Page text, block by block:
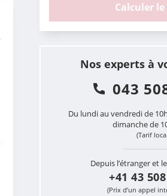
Calculer le
Nos experts à
043
Du lundi au vendredi de
dimanche de
(Tarif
Depuis l’étranger et
+41 43
(Prix d’un appel